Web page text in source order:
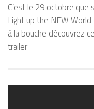
C’est le 29 octobre
Light up the NEW
à la bouche découvrez
trailer